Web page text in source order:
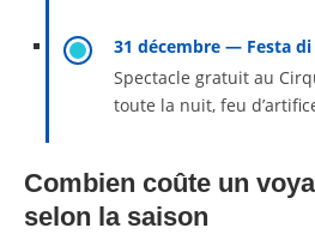
31 décembre — Festa di
Spectacle gratuit au
toute la nuit, feu
Combien coûte un
selon la saison